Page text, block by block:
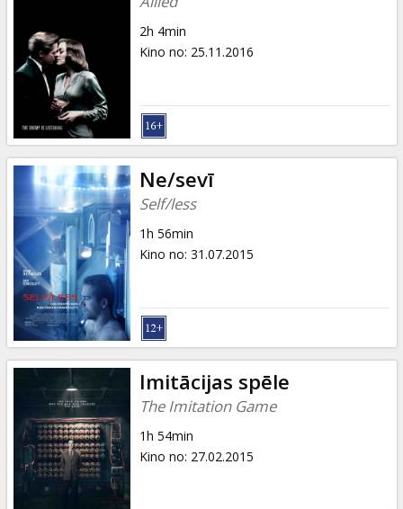
2h 4min
Kino no: 25.11.2016
Ne/sevī
Self/less
1h 56min
Kino no: 31.07.2015
Imitācijas spēle
The Imitation Game
1h 54min
Kino no: 27.02.2015